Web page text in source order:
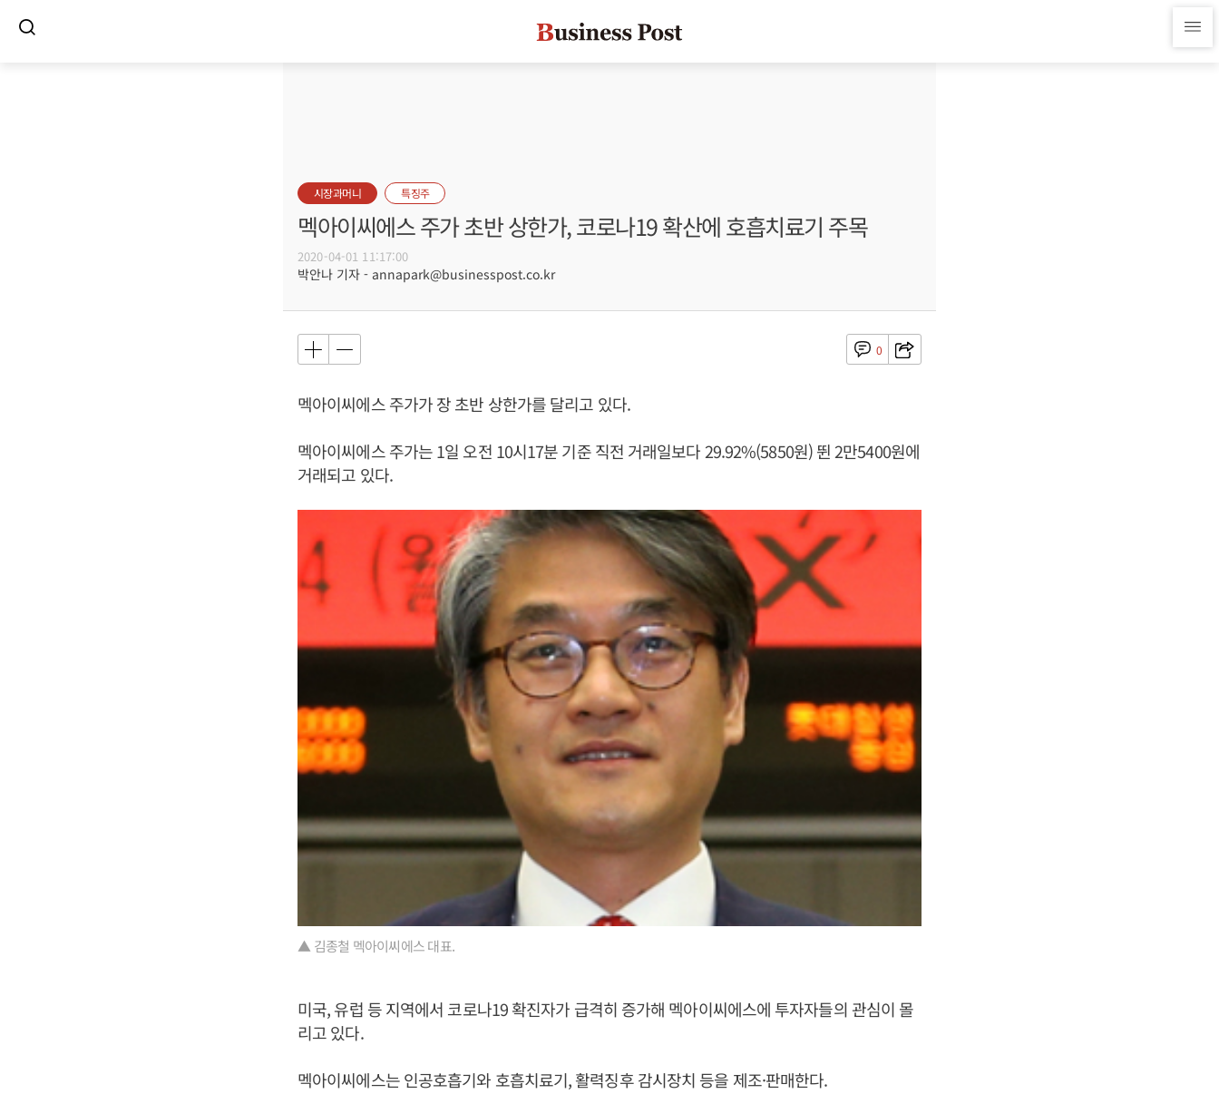
시장과머니 특징주
멕아이씨에스 주가 초반 상한가, 코로나19 확산에 호흡치료기 주목
2020-04-01 11:17:00
박안나 기자 - annapark@businesspost.co.kr
0
멕아이씨에스 주가가 장 초반 상한가를 달리고 있다.
멕아이씨에스 주가는 1일 오전 10시17분 기준 직전 거래일보다 29.92%(5850원) 뛴 2만5400원에
거래되고 있다.
▲ 김종철 멕아이씨에스 대표.
미국, 유럽 등 지역에서 코로나19 확진자가 급격히 증가해 멕아이씨에스에 투자자들의 관심이 몰
리고 있다.
멕아이씨에스는 인공호흡기와 호흡치료기, 활력징후 감시장치 등을 제조·판매한다.